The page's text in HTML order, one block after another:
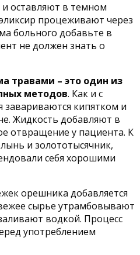
оставляют в темном
процеживают через
больного добавьте в
не должен знать о
травами – это один из
методов. Как и с
завариваются кипятком и
Жидкость добавляют в
отвращение у пациента. К
и золототысячник,
себя хорошими
орешника добавляется
сырье утрамбовывают
водкой. Процесс
употреблением